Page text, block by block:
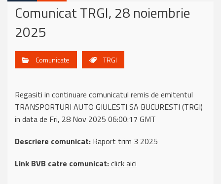
Comunicat TRGI, 28 noiembrie
2025
Comunicate TRGI
Regasiti in continuare comunicatul remis de emitentul
TRANSPORTURI AUTO GIULESTI SA BUCURESTI (TRGI)
in data de Fri, 28 Nov 2025 06:00:17 GMT
Descriere comunicat: Raport trim 3 2025
Link BVB catre comunicat:click aici